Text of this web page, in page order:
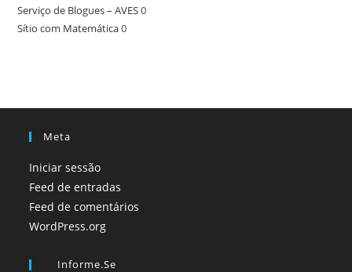
Serviço de Blogues – AVES0
Sítio com Matemática0
Meta
Iniciar sessão
Feed de entradas
Feed de comentários
WordPress.org
Informe.se